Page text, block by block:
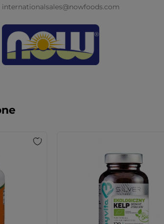
internationalsales@nowfoods.com